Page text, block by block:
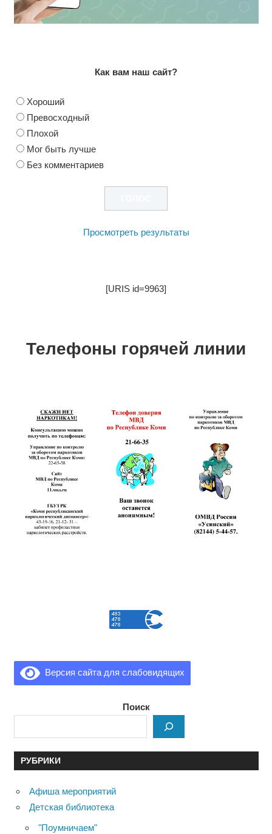
Как вам наш сайт?
Хороший
Превосходный
Плохой
Мог быть лучше
Без комментариев
Просмотреть результаты
[URIS id=9963]
Телефоны горячей линии
Версия сайта для слабовидящих
Поиск
РУБРИКИ
Афиша мероприятий
Детская библиотека
"Поумничаем"